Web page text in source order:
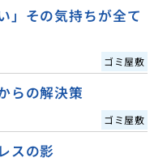
」その気持ちが全て
ゴミ屋敷
らの解決策
ゴミ屋敷
スの影